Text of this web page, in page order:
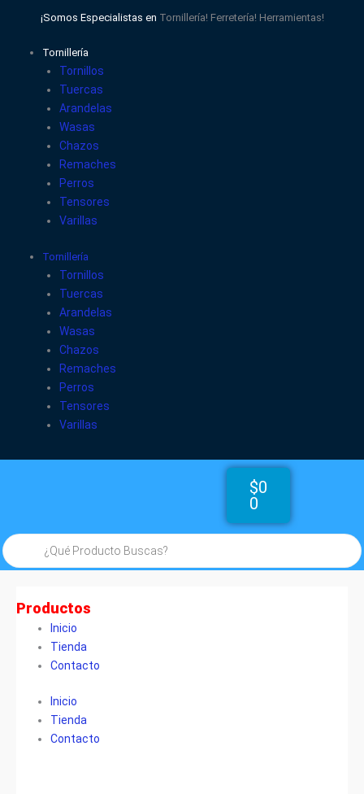
¡Somos Especialistas en Tornillería! Ferretería! Herramientas!
Tornillería
Tornillos
Tuercas
Arandelas
Wasas
Chazos
Remaches
Perros
Tensores
Varillas
Tornillería
Tornillos
Tuercas
Arandelas
Wasas
Chazos
Remaches
Perros
Tensores
Varillas
$0
0
Cart
Búsqueda
de
productos
Productos
Inicio
Tienda
Contacto
Inicio
Tienda
Contacto